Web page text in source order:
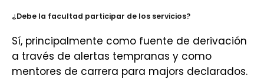
¿Debe la facultad participar de los servicios?
Sí, principalmente como fuente de derivación
a través de alertas tempranas y como
mentores de carrera para majors declarados.